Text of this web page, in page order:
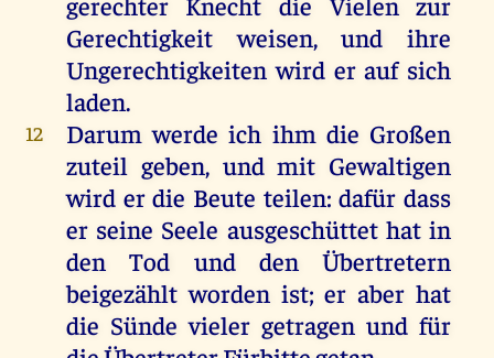
Gerechtigkeit
weisen,und
ihre
Ungerechtigkeitenwird er auf sich
laden.
12 Darum werde ich ihm die Großen
zuteil geben, und mit Gewaltigen
wird er die Beute teilen:dafür dass
er seine Seele ausgeschüttet hat in
den
Tod und denÜbertretern
beigezähltworden ist;er aber hat
die Sünde vieler getragen und für